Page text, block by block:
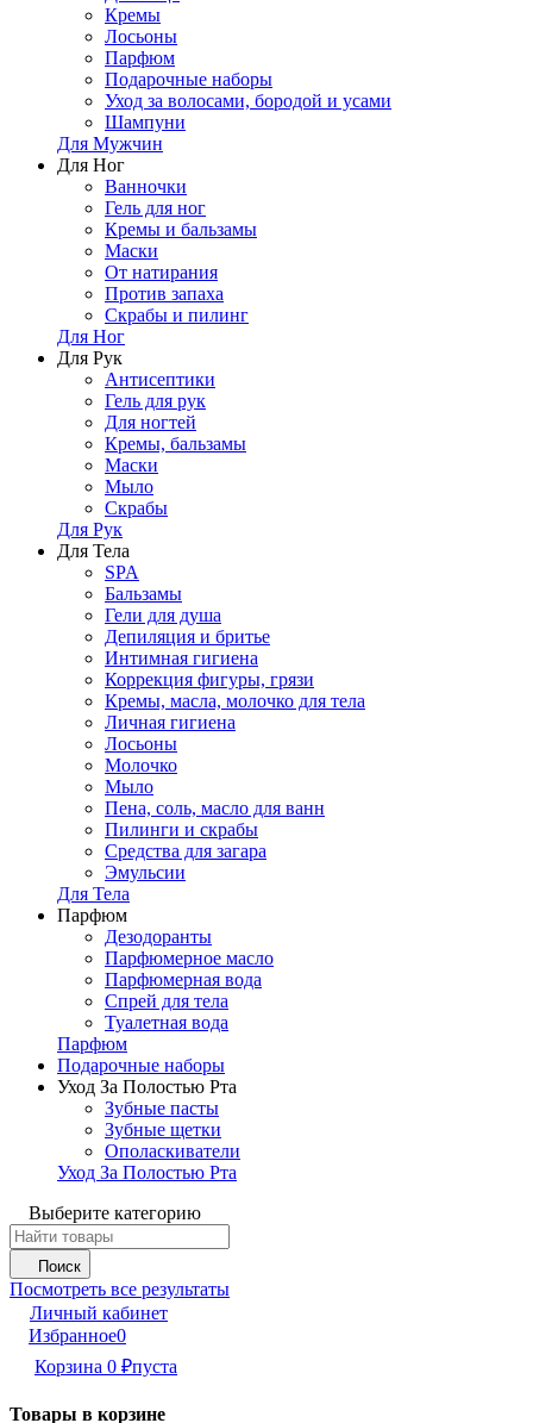
Кремы
Лосьоны
Парфюм
Подарочные наборы
Уход за волосами, бородой и усами
Шампуни
Для Мужчин
Для Ног
Ванночки
Гель для ног
Кремы и бальзамы
Маски
От натирания
Против запаха
Скрабы и пилинг
Для Ног
Для Рук
Антисептики
Гель для рук
Для ногтей
Кремы, бальзамы
Маски
Мыло
Скрабы
Для Рук
Для Тела
SPA
Бальзамы
Гели для душа
Депиляция и бритье
Интимная гигиена
Коррекция фигуры, грязи
Кремы, масла, молочко для тела
Личная гигиена
Лосьоны
Молочко
Мыло
Пена, соль, масло для ванн
Пилинги и скрабы
Средства для загара
Эмульсии
Для Тела
Парфюм
Дезодоранты
Парфюмерное масло
Парфюмерная вода
Спрей для тела
Туалетная вода
Парфюм
Подарочные наборы
Уход За Полостью Рта
Зубные пасты
Зубные щетки
Ополаскиватели
Уход За Полостью Рта
Выберите категорию
Поиск
Посмотреть все результаты
Личный кабинет
Избранное0
Корзина 0 ₽пуста
Товары в корзине